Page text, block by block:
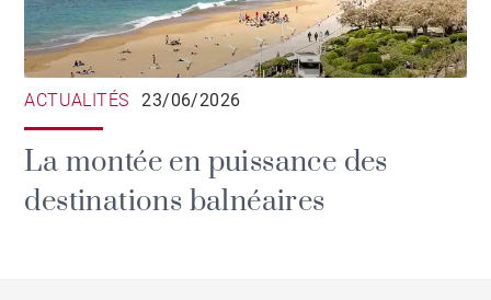
ACTUALITÉS 23/06/2026
La montée en puissance des
destinations balnéaires